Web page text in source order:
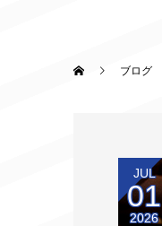
ブログ
JUL
01
2026